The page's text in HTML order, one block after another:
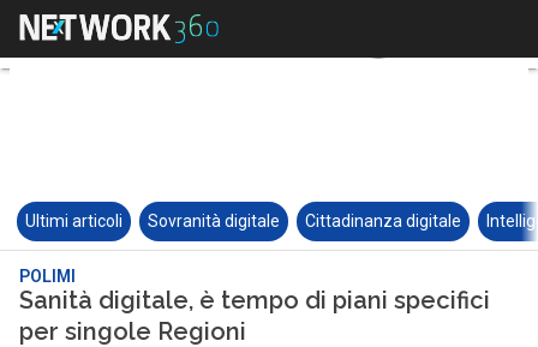
Ultimi articoli Sovranità digitale Cittadinanza digitale
POLIMI
Sanità digitale, è tempo di piani specifici
per singole Regioni